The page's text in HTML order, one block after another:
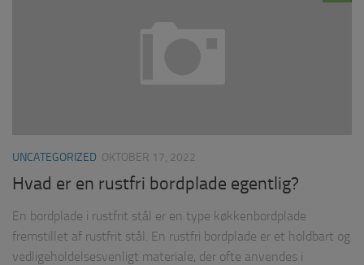
UNCATEGORIZED OKTOBER 17, 2022
Hvad er en rustfri bordplade egentlig?
En bordplade i rustfrit stål er en type køkkenbordplade
fremstillet af rustfrit stål. En rustfri bordplade er et holdbart og
vedligeholdelsesvenligt materiale, der ofte anvendes i